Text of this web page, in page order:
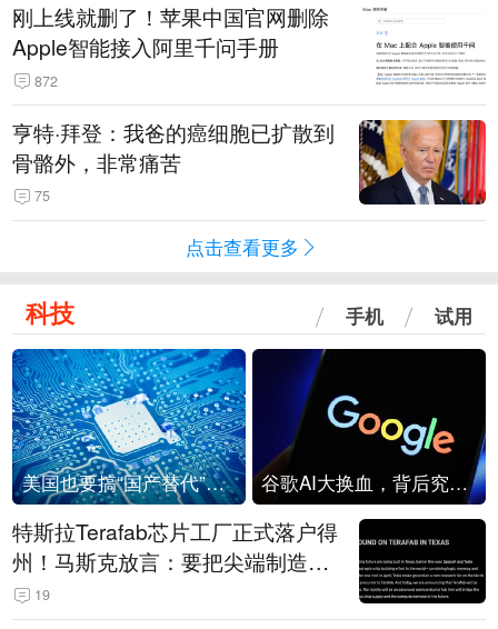
刚上线就删了！苹果中国官网删除
Apple智能接入阿里千问手册
872
亨特·拜登：我爸的癌细胞已扩散到
骨骼外，非常痛苦
75
点击查看更多
科技 手机 试用
美国也要搞“国产替代”？先算清三笔账 谷歌AI大换血，背后究竟发生了什么？
特斯拉Terafab芯片工厂正式落户得
州！马斯克放言：要把尖端制造带
回美国
19